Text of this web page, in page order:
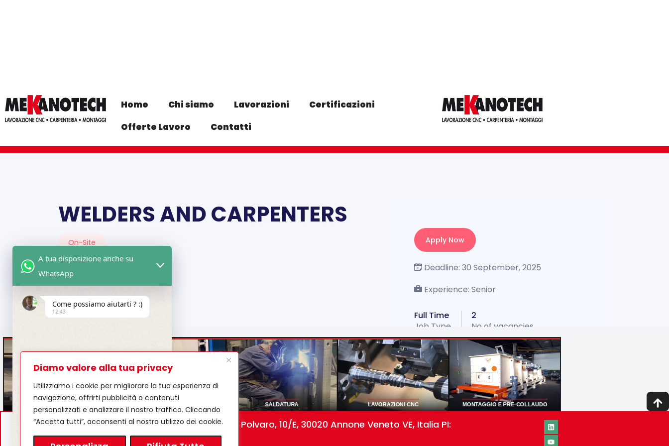
Diamo valore alla tua privacy
Utilizziamo i cookie per migliorare la tua esperienza di
navigazione, offrirti pubblicità o contenuti
personalizzati e analizzare il nostro traffico. Cliccando
“Accetta tutti”, acconsenti al nostro utilizzo dei cookie.
Home Chi siamo Lavorazioni
Certificazioni
Offerte Lavoro
Contatti
WELDERS AND CARPENTERS
On-Site
Skills
-
Description
The role reporting to the Production Manager involves knowledge of the
methodology and operational capability in wire welding in accordance with ISO
3834
Apply Now
Deadline: 30 September, 2025
Experience: Senior
Full Time
Job Type
2
No of vacancies
Welcome to Mekanotech, a company at the
forefront of technological innovation and the
manufacturing of complex machined
metalwork for machinery and equipment in
various industrial and construction sectors.
Experience in machined metalwork with shape
and dimensional tolerances down to the
nearest hundredth on ferrous materials and
aluminum. Cutting, bending, welding,
by:sistemazienda srl Mekanotech - Via Polvaro, 10/E, 30020 Annone Veneto VE, Italia PI:
IT02490200272
A tua disposizione anche su
WhatsApp
Come possiamo aiutarti ? :)
12:43
"+chaty_settings.lang.emoji_picker+"
WhatsApp Message Undefined